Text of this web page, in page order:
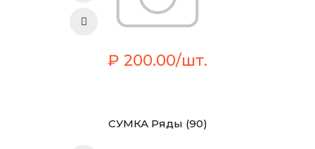
₽ 200.00/шт.
СУМКА Ряды (90)